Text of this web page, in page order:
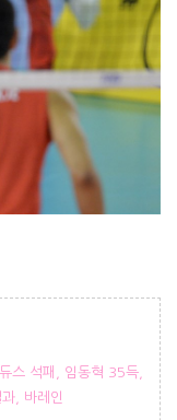
스 석패, 임동혁 35득,
, 바레인